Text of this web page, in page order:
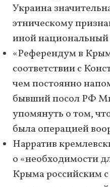
Украина
этническому
иной национальный
«Референдум в
соответствии с
чем постоянно
бывший посол РФ
упомянуть о том,
была операцией
Нарратив
о «необходимости
Крыма российским